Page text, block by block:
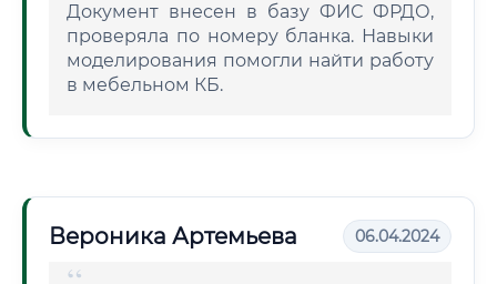
Документ внесен в базу ФИС ФРДО,
проверяла по номеру бланка. Навыки
моделирования помогли найти работу
в мебельном КБ.
Вероника Артемьева 06.04.2024